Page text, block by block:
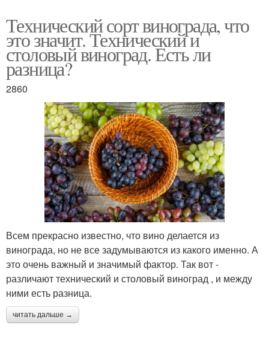
Технический сорт винограда, что
это значит. Технический и
столовый виноград. Есть ли
разница?
2860
Всем прекрасно известно, что вино делается из
винограда, но не все задумываются из какого именно. А
это очень важный и значимый фактор. Так вот -
различают технический и столовый виноград , и между
ними есть разница.
читать дальше →